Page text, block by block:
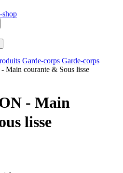
shop
Garde-corps Garde-corps
courante & Sous lisse
- Main
lisse